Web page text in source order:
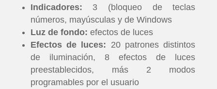
Indicadores: 3 (bloqueo de teclas
números, mayúsculas y de Windows
Luz de fondo: efectos de luces
Efectos de luces: 20 patrones distintos
de iluminación, 8 efectos de luces
preestablecidos, más 2 modos
programables por el usuario